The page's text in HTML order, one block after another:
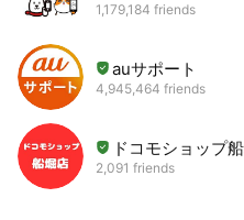
1,179,184 friends
auサポート
4,945,464 friends
ドコモショップ
2,091 friends